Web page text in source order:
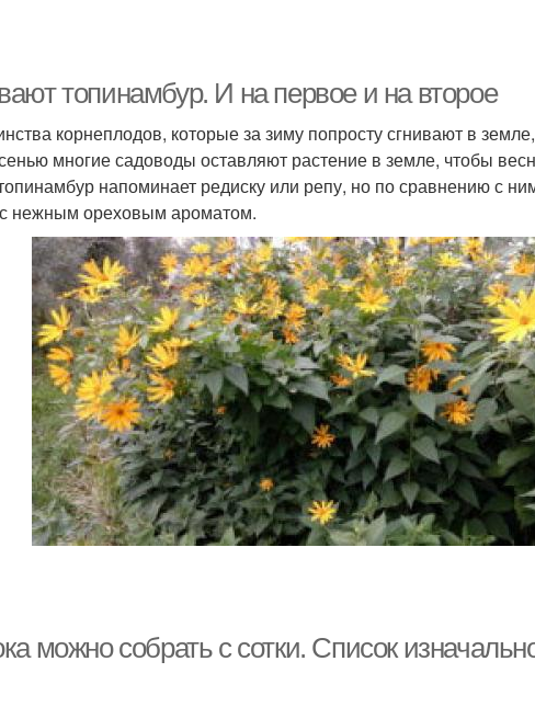
топинамбур. И на первое и на второе
корнеплодов, которые за зиму попросту сгнивают в
многие садоводы оставляют растение в земле, чтобы
напоминает редиску или репу, но по сравнению с
с нежным ореховым ароматом.
можно собрать с сотки. Список